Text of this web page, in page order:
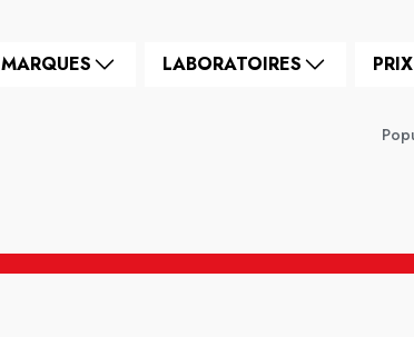
MARQUES LABORATOIRES PRIX